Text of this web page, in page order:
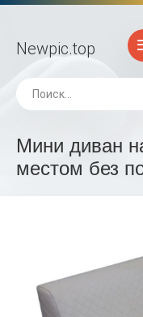
Newpic.top
Мини диван
местом без